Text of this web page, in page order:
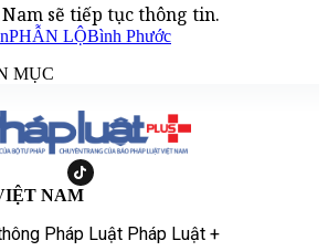
sẽ tiếp tục thông tin.
PHẪN LỘBình Phước
MỤC
NAM
Pháp Luật Pháp Luật +